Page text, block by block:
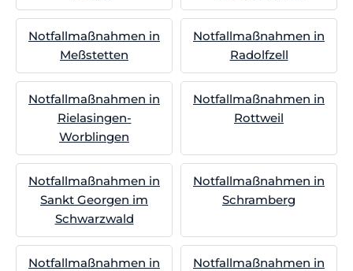
Notfallmaßnahmen in
Meßstetten
Notfallmaßnahmen in
Radolfzell
Notfallmaßnahmen in
Rielasingen-
Worblingen
Notfallmaßnahmen in
Rottweil
Notfallmaßnahmen in
Sankt Georgen im
Schwarzwald
Notfallmaßnahmen in
Schramberg
Notfallmaßnahmen in
Notfallmaßnahmen in